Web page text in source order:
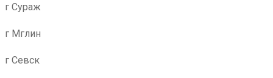
г Сураж
г Мглин
г Севск